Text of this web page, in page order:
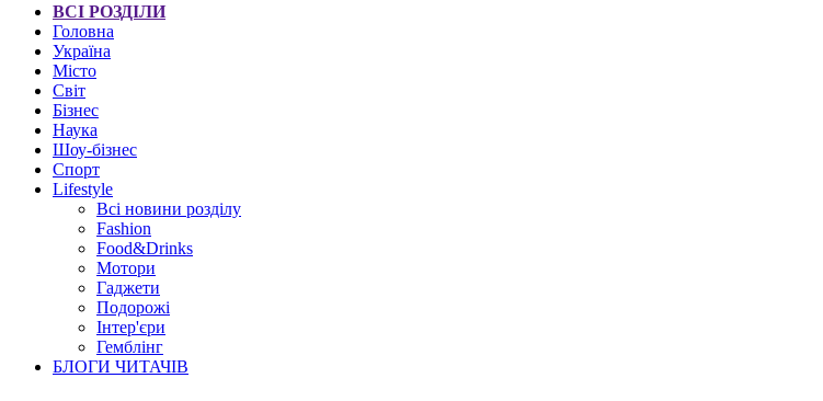
ВСІ РОЗДІЛИ
Головна
Україна
Місто
Світ
Бізнес
Наука
Шоу-бізнес
Спорт
Lifestyle
Всі новини розділу
Fashion
Food&Drinks
Мотори
Гаджети
Подорожі
Інтер'єри
Гемблінг
БЛОГИ ЧИТАЧІВ